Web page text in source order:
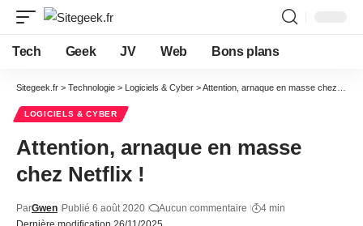
Tech Geek JV Web Bons plans
Sitegeek.fr > Technologie > Logiciels & Cyber >Attention, arnaque en masse chez Netflix !
LOGICIELS & CYBER
Attention, arnaque en masse
chez Netflix !
ParGwen Publié 6 août 2020 Aucun commentaire 4 min